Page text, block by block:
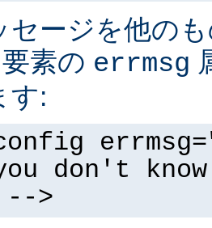
セージを他の
要素の errmsg
す:
don't
-->